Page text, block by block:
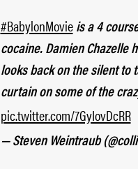
#BabylonMovieis a 4
cocaine. Damien Chazelle
looks back on the silent to
curtain on some of the
pic.twitter.com/7GyIovDcRR
— Steven Weintraub